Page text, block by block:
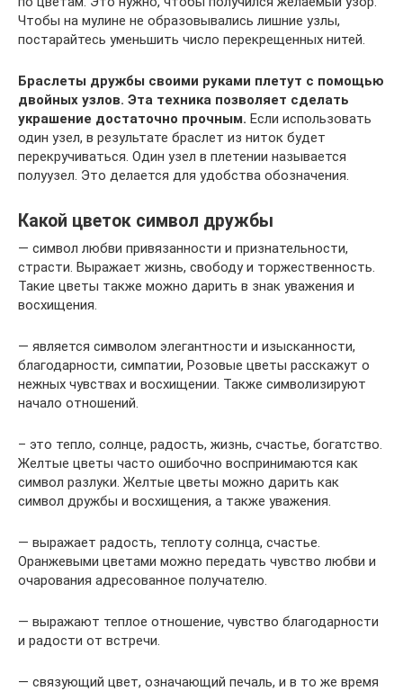
Чтобы на мулине не образовывались лишние узлы,
постарайтесь уменьшить число перекрещенных нитей.
Браслеты дружбы своими руками плетут с помощью
двойных узлов. Эта техника позволяет сделать
украшение достаточно прочным. Если использовать
один узел, в результате браслет из ниток будет
перекручиваться. Один узел в плетении называется
полуузел. Это делается для удобства обозначения.
Какой цветок символ дружбы
— символ любви привязанности и признательности,
страсти. Выражает жизнь, свободу и торжественность.
Такие цветы также можно дарить в знак уважения и
восхищения.
— является символом элегантности и изысканности,
благодарности, симпатии, Розовые цветы расскажут о
нежных чувствах и восхищении. Также символизируют
начало отношений.
– это тепло, солнце, радость, жизнь, счастье, богатство.
Желтые цветы часто ошибочно воспринимаются как
символ разлуки. Желтые цветы можно дарить как
символ дружбы и восхищения, а также уважения.
— выражает радость, теплоту солнца, счастье.
Оранжевыми цветами можно передать чувство любви и
очарования адресованное получателю.
— выражают теплое отношение, чувство благодарности
и радости от встречи.
— связующий цвет, означающий печаль, и в то же время